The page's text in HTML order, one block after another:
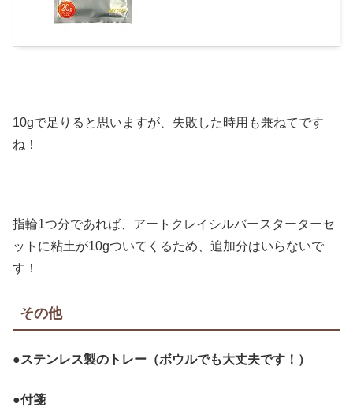
10gで足りると思いますが、失敗した時用も兼ねてです
ね！
指輪1つ分であれば、アートクレイシルバースターターセ
ットに粘土が10gついてくるため、追加分はいらないで
す！
その他
●ステンレス製のトレー（ボウルでも大丈夫です！）
●付箋